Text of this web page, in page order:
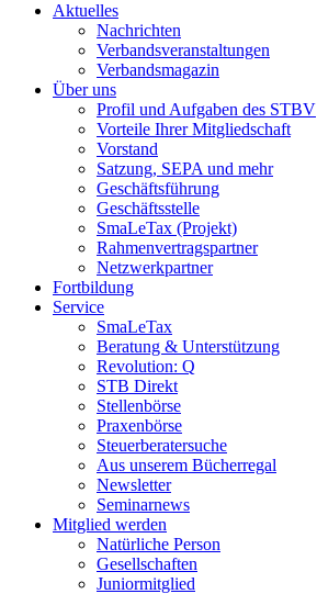
Aktuelles
Nachrichten
Verbandsveranstaltungen
Verbandsmagazin
Über uns
Profil und Aufgaben des STBV
Vorteile Ihrer Mitgliedschaft
Vorstand
Satzung, SEPA und mehr
Geschäftsführung
Geschäftsstelle
SmaLeTax (Projekt)
Rahmenvertragspartner
Netzwerkpartner
Fortbildung
Service
SmaLeTax
Beratung & Unterstützung
Revolution: Q
STB Direkt
Stellenbörse
Praxenbörse
Steuerberatersuche
Aus unserem Bücherregal
Newsletter
Seminarnews
Mitglied werden
Natürliche Person
Gesellschaften
Juniormitglied